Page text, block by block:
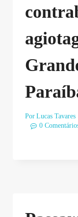
Por Lucas Tavares
0